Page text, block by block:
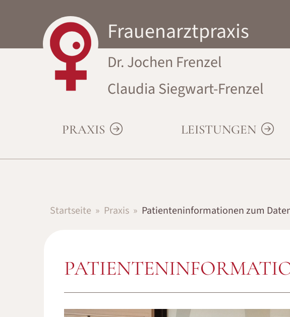
Frauenarztpraxis
Dr. Jochen Frenzel
Claudia Siegwart-Frenzel
PRAXIS LEISTUNGEN
Startseite Praxis Patienteninformationen zum